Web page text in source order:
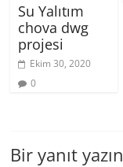
Su Yalıtım
chova dwg
projesi
Ekim 30, 2020
0
Bir yanıt yazın